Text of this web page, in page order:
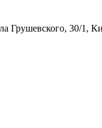
Грушевского, 30/1,